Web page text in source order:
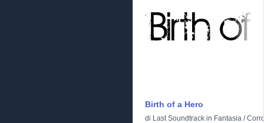
Birth of a Hero
di Last Soundtrack in Fantasia /